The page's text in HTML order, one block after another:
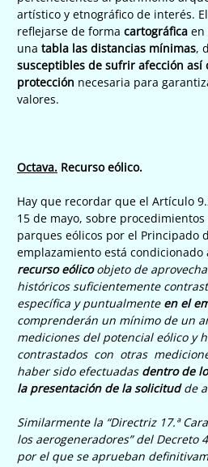
artístico y etnográfico de interés.
reflejarse de forma cartográfica en
una tabla las distancias mínimas,
susceptibles de sufrir afección así
protección necesaria para
valores.
Octava. Recurso eólico.
Hay que recordar que el Artículo
15 de mayo, sobre
parques eólicos por el Principado
emplazamiento está condicionado
recurso eólicoobjeto de
históricos suficientemente
específica y puntualmente en el
comprenderán un mínimo de un
mediciones del potencial eólico y
contrastados con otras
haber sido efectuadas dentro de
la presentación de la solicitudde
Similarmente la “Directriz 17.ª
los aerogeneradores” del Decreto
por el que se aprueban